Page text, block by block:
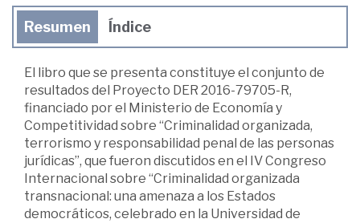
Resumen Índice
El libro que se presenta constituye el conjunto de
resultados del Proyecto DER 2016-79705-R,
financiado por el Ministerio de Economía y
Competitividad sobre “Criminalidad organizada,
terrorismo y responsabilidad penal de las personas
jurídicas”, que fueron discutidos en el IV Congreso
Internacional sobre “Criminalidad organizada
transnacional: una amenaza a los Estados
democráticos, celebrado en la Universidad de